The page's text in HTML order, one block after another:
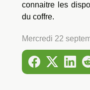
connaitre les
du coffre.
Mercredi 22